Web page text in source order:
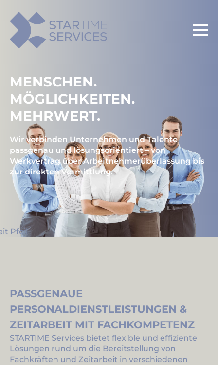
MENSCHEN.
MÖGLICHKEITEN.
MEHRWERT.
Wir verbinden Unternehmen und Talente
passgenau und lösungsorientiert – von
Werkvertrag über Arbeitnehmerüberlassung bis
zur direkten Vermittlung.
PASSGENAUE
PERSONALDIENSTLEISTUNGEN &
ZEITARBEIT MIT FACHKOMPETENZ
STARTIME Services bietet flexible und effiziente
Lösungen rund um die Bereitstellung von
Fachkräften und Zeitarbeit in verschiedenen